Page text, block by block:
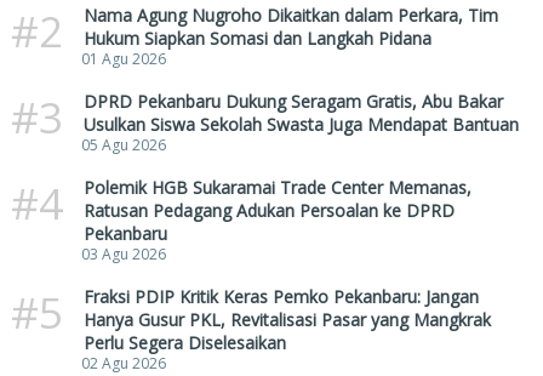
#2
Nama Agung Nugroho Dikaitkan dalam Perkara, Tim
Hukum Siapkan Somasi dan Langkah Pidana
01 Agu 2026
#3
DPRD Pekanbaru Dukung Seragam Gratis, Abu Bakar
Usulkan Siswa Sekolah Swasta Juga Mendapat Bantuan
05 Agu 2026
#4
Polemik HGB Sukaramai Trade Center Memanas,
Ratusan Pedagang Adukan Persoalan ke DPRD
Pekanbaru
03 Agu 2026
#5
Fraksi PDIP Kritik Keras Pemko Pekanbaru: Jangan
Hanya Gusur PKL, Revitalisasi Pasar yang Mangkrak
Perlu Segera Diselesaikan
02 Agu 2026